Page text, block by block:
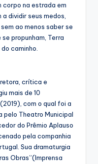
corpo na estrada em
a dividir seus medos,
ao menos saber se
propunham, Terra
caminho.
crítica e
mais de 10
com o qual foi a
pelo Theatro Municipal
do Prêmio Aplauso
pela companhia
Sua dramaturgia
Obras”(Imprensa